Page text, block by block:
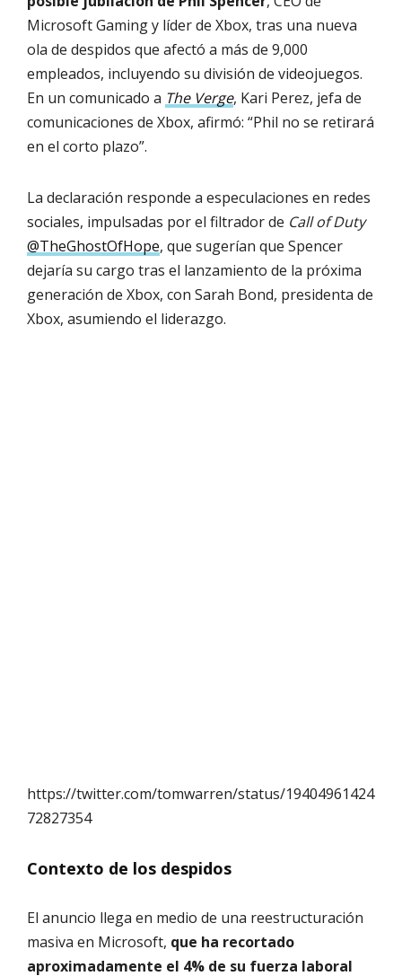
Microsoft Gaming y líder de Xbox, tras una nueva
ola de despidos que afectó a más de 9,000
empleados, incluyendo su división de videojuegos.
En un comunicado a The Verge, Kari Perez, jefa de
comunicaciones de Xbox, afirmó: “Phil no se retirará
en el corto plazo”.
La declaración responde a especulaciones en redes
sociales, impulsadas por el filtrador de Call of Duty
@TheGhostOfHope, que sugerían que Spencer
dejaría su cargo tras el lanzamiento de la próxima
generación de Xbox, con Sarah Bond, presidenta de
Xbox, asumiendo el liderazgo.
https://twitter.com/tomwarren/status/19404961424
72827354
Contexto de los despidos
El anuncio llega en medio de una reestructuración
masiva en Microsoft, que ha recortado
aproximadamente el 4% de su fuerza laboral